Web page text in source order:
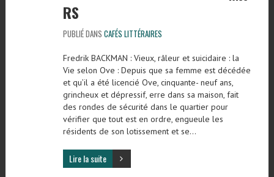
RS
PUBLIÉ DANS CAFÉS LITTÉRAIRES
Fredrik BACKMAN : Vieux, râleur et suicidaire : la
Vie selon Ove : Depuis que sa femme est décédée
et qu’il a été licencié Ove, cinquante- neuf ans,
grincheux et dépressif, erre dans sa maison, fait
des rondes de sécurité dans le quartier pour
vérifier que tout est en ordre, engueule les
résidents de son lotissement et se…
Lire la suite